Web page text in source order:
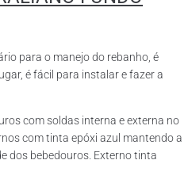
para o manejo do rebanho, é
é fácil para instalar e fazer a
com soldas interna e externa no
com tinta epóxi azul mantendo a
dos bebedouros. Externo tinta